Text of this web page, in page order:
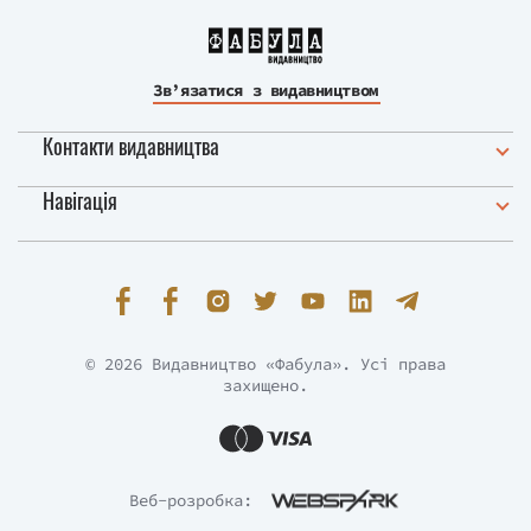
Зв’язатися з видавництвом
Контакти видавництва
Навігація
Веб-розробка:
© 2026 Видавництво «Фабула». Усі права
захищено.